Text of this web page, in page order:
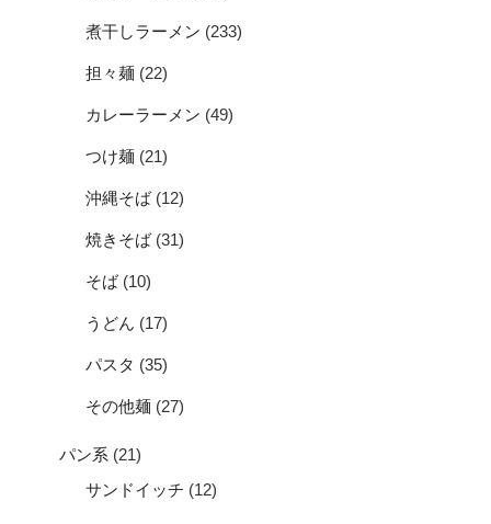
煮干しラーメン (233)
担々麺 (22)
カレーラーメン (49)
つけ麺 (21)
沖縄そば(12)
焼きそば(31)
そば(10)
うどん (17)
パスタ (35)
その他麺 (27)
パン系 (21)
サンドイッチ (12)